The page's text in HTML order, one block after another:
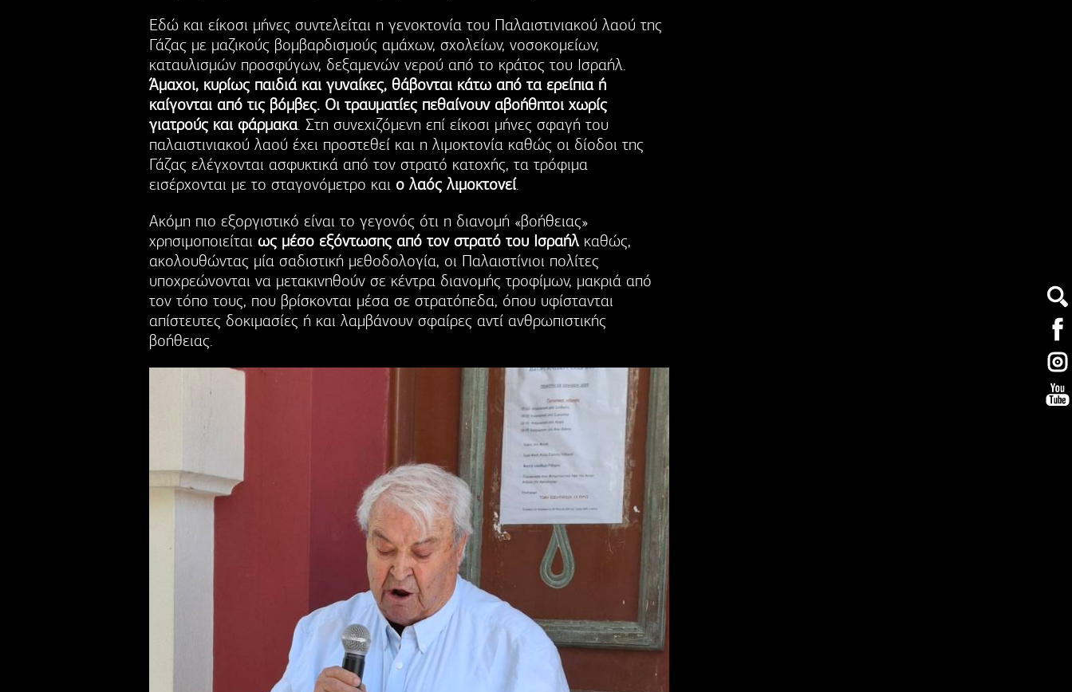
Εδώ και είκοσι μήνες συντελείται η γενοκτονία του Παλαιστινιακού λαού της
Γάζας με μαζικούς βομβαρδισμούς αμάχων, σχολείων, νοσοκομείων,
καταυλισμών προσφύγων, δεξαμενών νερού από το κράτος του Ισραήλ.
Άμαχοι, κυρίως παιδιά και γυναίκες, θάβονται κάτω από τα ερείπια ή
καίγονται από τις βόμβες. Οι τραυματίες πεθαίνουν αβοήθητοι χωρίς
γιατρούς και φάρμακα. Στη συνεχιζόμενη επί είκοσι μήνες σφαγή του
παλαιστινιακού λαού έχει προστεθεί και η λιμοκτονία καθώς οι δίοδοι της
Γάζας ελέγχονται ασφυκτικά από τον στρατό κατοχής, τα τρόφιμα
εισέρχονται με το σταγονόμετρο και ο λαός λιμοκτονεί.
Ακόμη πιο εξοργιστικό είναι το γεγονός ότι η διανομή «βοήθειας»
χρησιμοποιείται ως μέσο εξόντωσης από τον στρατό του Ισραήλκαθώς,
ακολουθώντας μία σαδιστική μεθοδολογία, οι Παλαιστίνιοι πολίτες
υποχρεώνονται να μετακινηθούν σε κέντρα διανομής τροφίμων, μακριά από
τον τόπο τους, που βρίσκονται μέσα σε στρατόπεδα, όπου υφίστανται
απίστευτες δοκιμασίες ή και λαμβάνουν σφαίρες αντί ανθρωπιστικής
βοήθειας.